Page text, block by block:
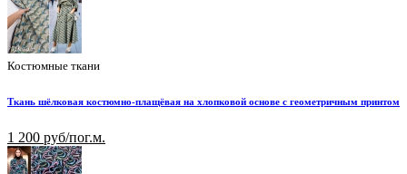
Костюмные ткани
Ткань шёлковая костюмно-плащёвая на хлопковой основе с геометричным принтом
1 200 руб/пог.м.